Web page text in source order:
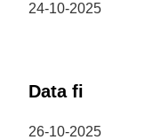
24-10-2025
Data fi
26-10-2025